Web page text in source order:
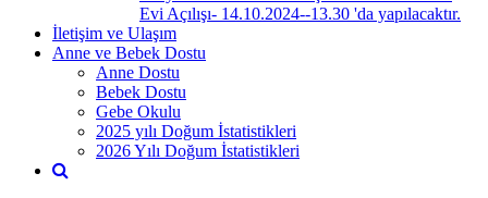
Evi Açılışı- 14.10.2024--13.30 'da yapılacaktır.
İletişim ve Ulaşım
Anne ve Bebek Dostu
Anne Dostu
Bebek Dostu
Gebe Okulu
2025 yılı Doğum İstatistikleri
2026 Yılı Doğum İstatistikleri